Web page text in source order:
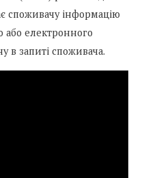
споживачу інформацію
або електронного
в запиті споживача.